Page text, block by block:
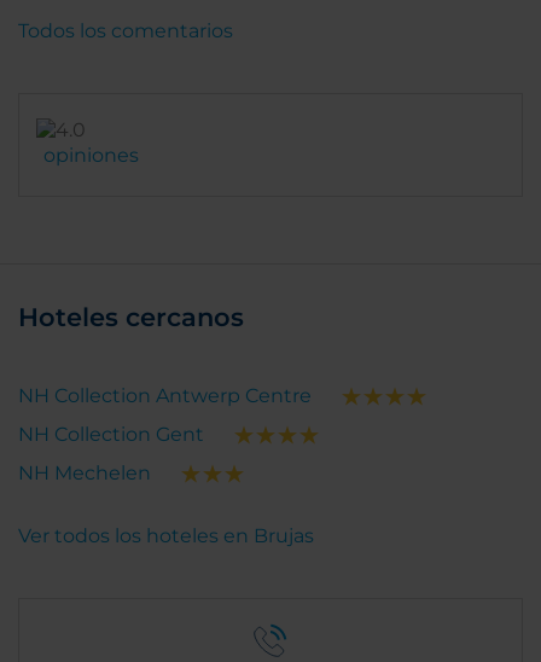
permitió un excelente descanso. Sin duda, un hotel
opiniones
Todos los comentarios
Hoteles cercanos
NH Collection Antwerp Centre
NH Collection Gent
NH Mechelen
Ver todos los hoteles en Brujas